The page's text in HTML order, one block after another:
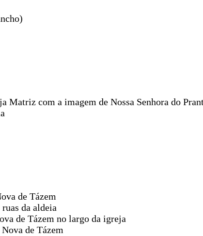
Matriz com a imagem de Nossa Senhora do
de Tázem
da aldeia
de Tázem no largo da igreja
de Tázem